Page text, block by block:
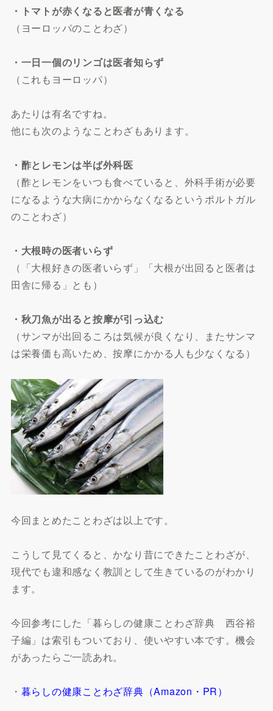
・トマトが赤くなると医者が青くなる
（ヨーロッパのことわざ）
・一日一個のリンゴは医者知らず
（これもヨーロッパ）
あたりは有名ですね。
他にも次のようなことわざもあります。
・酢とレモンは半ば外科医
（酢とレモンをいつも食べていると、外科手術が必要
になるような大病にかからなくなるというポルトガル
のことわざ）
・大根時の医者いらず
（「大根好きの医者いらず」「大根が出回ると医者は
田舎に帰る」とも）
・秋刀魚が出ると按摩が引っ込む
（サンマが出回るころは気候が良くなり、またサンマ
は栄養価も高いため、按摩にかかる人も少なくなる）
今回まとめたことわざは以上です。
こうして見てくると、かなり昔にできたことわざが、
現代でも違和感なく教訓として生きているのがわかり
ます。
今回参考にした「暮らしの健康ことわざ辞典 西谷裕
子編」は索引もついており、使いやすい本です。機会
があったらご一読あれ。
・ 暮らしの健康ことわざ辞典（Amazon・PR）